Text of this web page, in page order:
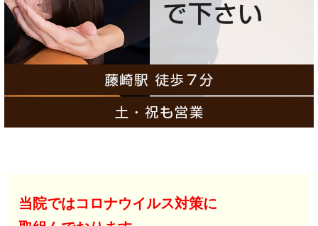
当院ではコロナウイルス対策に